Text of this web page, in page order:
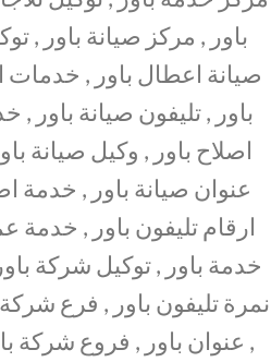
باور , مركز صيانة باور ,
صيانة اعطال باور , خدمات
باور , تليفون صيانة باور ,
اصلاح باور , وكيل صيانة
عنوان صيانة باور , خدمة
ارقام تليفون باور , خدمة
خدمة باور , توكيل شركة
نمرة تليفون باور , فرع
, عنوان باور , فروع شركة